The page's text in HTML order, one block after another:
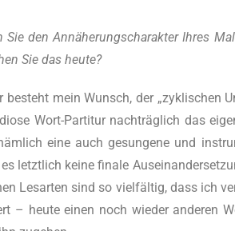
Sie den Annä­he­rungs­cha­rak­ter Ihres
Sie das heute?
besteht mein Wunsch, der
Wort-Par­ti­tur nach­träg­lich das
eine auch gesun­ge­ne und
letzt­lich kei­ne fina­le
Les­ar­ten sind so viel­fäl­tig, dass ich
– heu­te einen noch wie­der ande­ren